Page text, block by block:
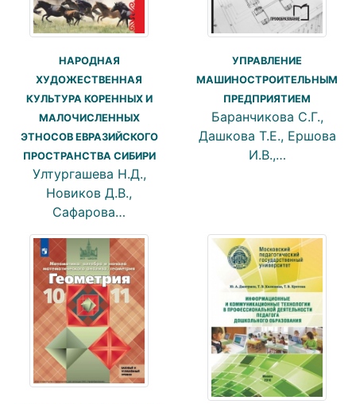
НАРОДНАЯ
ХУДОЖЕСТВЕННАЯ
КУЛЬТУРА КОРЕННЫХ И
МАЛОЧИСЛЕННЫХ
ЭТНОСОВ ЕВРАЗИЙСКОГО
ПРОСТРАНСТВА СИБИРИ
Ултургашева Н.Д.,
Новиков Д.В.,
Сафарова…
УПРАВЛЕНИЕ
МАШИНОСТРОИТЕЛЬНЫМ
ПРЕДПРИЯТИЕМ
Баранчикова С.Г.,
Дашкова Т.Е., Ершова
И.В.,…